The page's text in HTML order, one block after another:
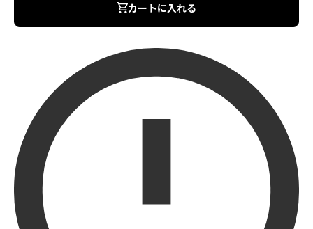
カートに入れる